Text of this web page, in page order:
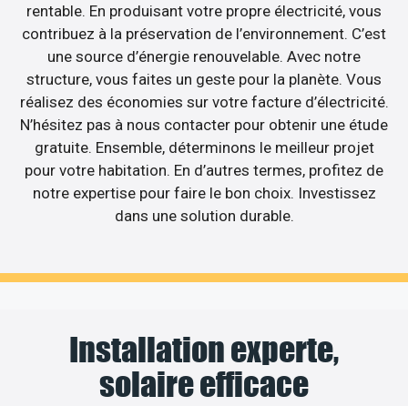
rentable. En produisant votre propre électricité, vous
contribuez à la préservation de l’environnement. C’est
une source d’énergie renouvelable. Avec notre
structure, vous faites un geste pour la planète. Vous
réalisez des économies sur votre facture d’électricité.
N’hésitez pas à nous contacter pour obtenir une étude
gratuite. Ensemble, déterminons le meilleur projet
pour votre habitation. En d’autres termes, profitez de
notre expertise pour faire le bon choix. Investissez
dans une solution durable.
Installation experte,
solaire efficace